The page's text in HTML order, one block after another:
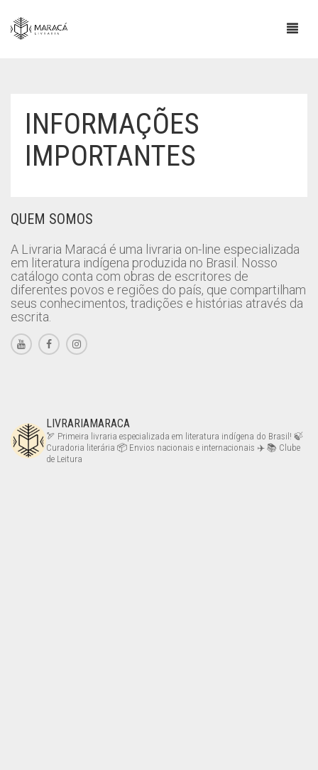
INFORMAÇÕES
IMPORTANTES
QUEM SOMOS
A Livraria Maracá é uma livraria on-line especializada
em literatura indígena produzida no Brasil. Nosso
catálogo conta com obras de escritores de
diferentes povos e regiões do país, que compartilham
seus conhecimentos, tradições e histórias através da
escrita.
LIVRARIAMARACA
🏹 Primeira livraria especializada em literatura indígena do Brasil! 🍃
Curadoria literária 📦 Envios nacionais e internacionais ✈️ 📚 Clube
de Leitura